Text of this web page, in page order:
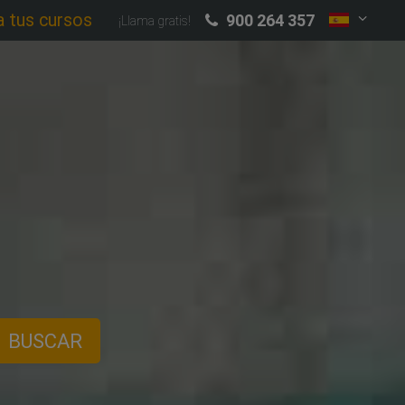
tus cursos ¡Llama gratis! 900 264 357
BUSCAR